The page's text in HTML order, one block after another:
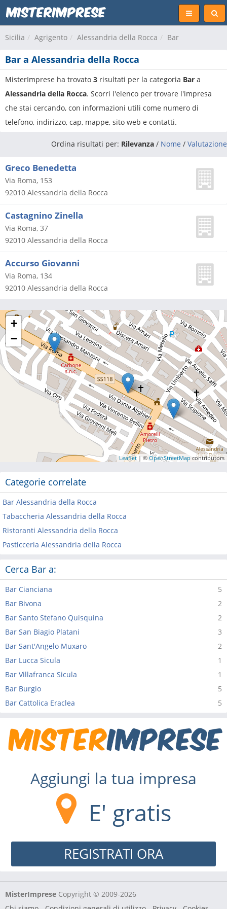
Sicilia Agrigento Alessandria della Rocca Bar
Bar a Alessandria della Rocca
MisterImprese ha trovato 3 risultati per la categoria Bar a
Alessandria della Rocca. Scorri l'elenco per trovare l'impresa
che stai cercando, con informazioni utili come numero di
telefono, indirizzo, cap, mappe, sito web e contatti.
Ordina risultati per: Rilevanza / Nome / Valutazione
Greco Benedetta
Via Roma, 153
92010 Alessandria della Rocca
Castagnino Zinella
Via Roma, 37
92010 Alessandria della Rocca
Accurso Giovanni
Via Roma, 134
92010 Alessandria della Rocca
+
−
Leaflet | © OpenStreetMap contributors
Categorie correlate
Bar Alessandria della Rocca
Tabaccheria Alessandria della Rocca
Ristoranti Alessandria della Rocca
Pasticceria Alessandria della Rocca
Cerca Bar a:
5
Bar Cianciana
2
Bar Bivona
2
Bar Santo Stefano Quisquina
3
Bar San Biagio Platani
2
Bar Sant'Angelo Muxaro
1
Bar Lucca Sicula
1
Bar Villafranca Sicula
5
Bar Burgio
5
Bar Cattolica Eraclea
Aggiungi la tua impresa
E' gratis
REGISTRATI ORA
MisterImprese Copyright © 2009-2026